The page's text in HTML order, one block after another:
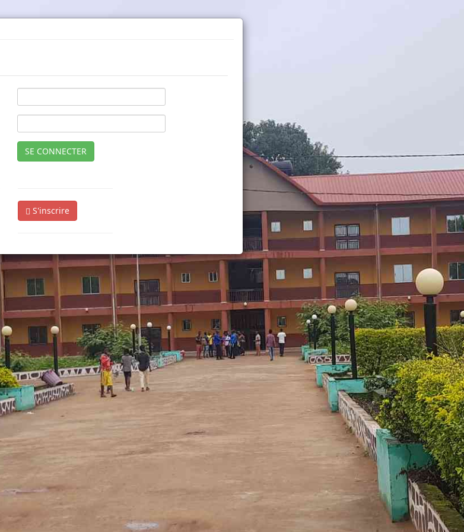
SE CONNECTER
S'inscrire